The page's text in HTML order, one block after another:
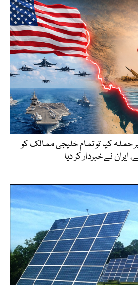
حملہ کیا تو تمام خلیجی ممالک کو
نے خبردار کر دیا